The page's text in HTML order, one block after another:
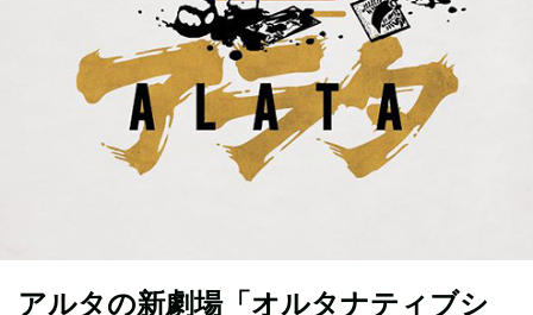
アルタの新劇場「オルタナティブシ